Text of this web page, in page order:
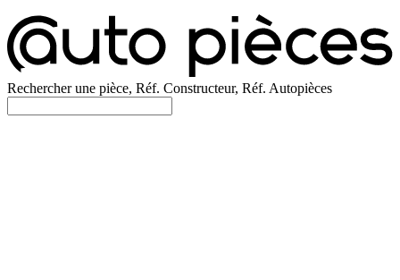
Rechercher une pièce, Réf. Constructeur, Réf. Autopièces